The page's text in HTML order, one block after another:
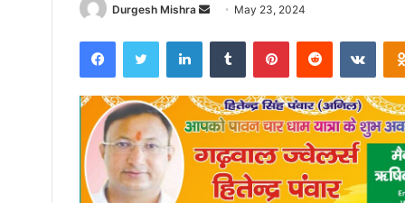
Durgesh Mishra
Send
email
May 23, 2024
FacebookTwitter LinkedInTumblr PinterestReddit